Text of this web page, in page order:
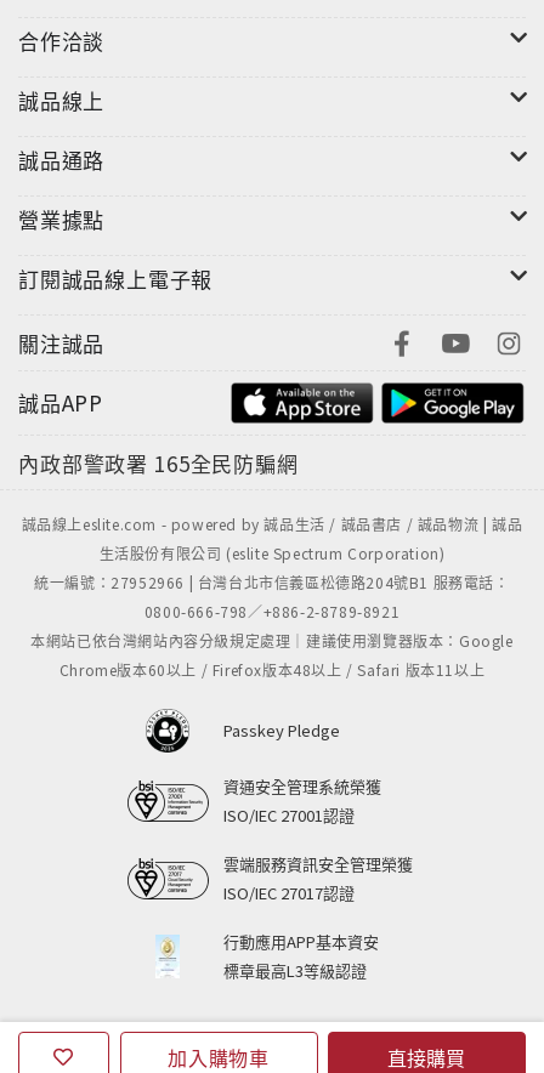
加入購物車 直接購買
合作洽談
誠品線上
誠品通路
營業據點
訂閱誠品線上電子報
關注誠品
誠品APP
內政部警政署 165全民防騙網
誠品線上eslite.com - powered by 誠品生活 / 誠品書店 / 誠品物流 | 誠品
生活股份有限公司 (eslite Spectrum Corporation)
統一編號：27952966 | 台灣台北市信義區松德路204號B1 服務電話：
0800-666-798／+886-2-8789-8921
本網站已依台灣網站內容分級規定處理｜建議使用瀏覽器版本：Google
Chrome版本60以上 / Firefox版本48以上 / Safari 版本11以上
Passkey Pledge
資通安全管理系統榮獲
ISO/IEC 27001認證
雲端服務資訊安全管理榮獲
ISO/IEC 27017認證
行動應用APP基本資安
標章最高L3等級認證